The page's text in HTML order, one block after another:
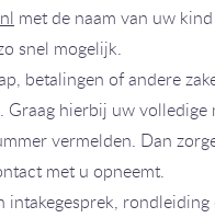
met de naam van uw
snel mogelijk.
betalingen of andere
. Graag hierbij uw volledige
vermelden. Dan
met u opneemt.
rondleiding